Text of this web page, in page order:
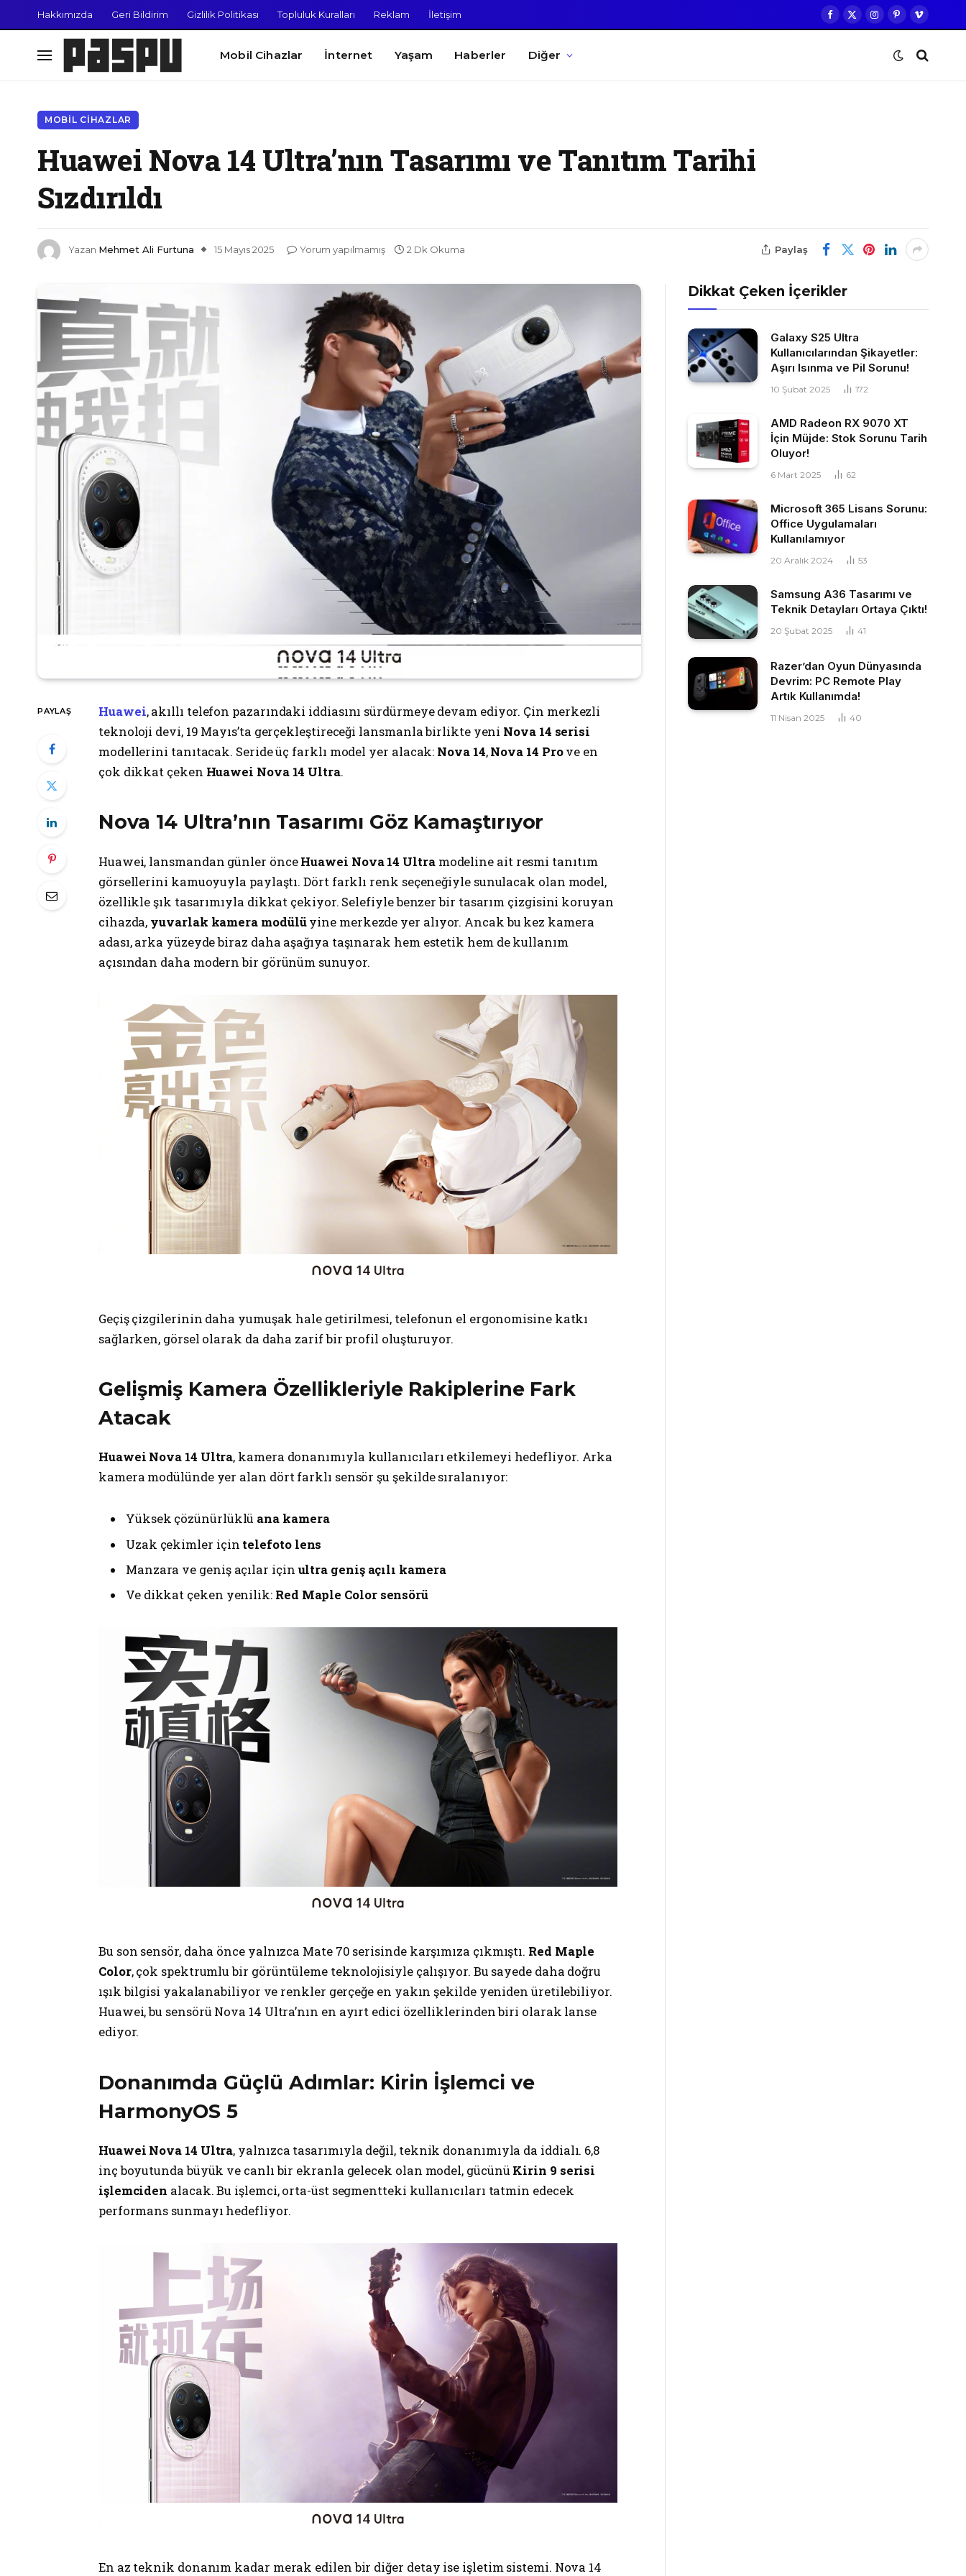
Hakkımızda Geri Bildirim Gizlilik Politikası Topluluk Kuralları Reklam İletişim Facebook
X
Instagram
Pinterest
Vimeo
Mobil Cihazlar İnternet Yaşam Haberler Diğer
MOBIL CIHAZLAR
Huawei Nova 14 Ultra’nın Tasarımı ve Tanıtım Tarihi
Sızdırıldı
Yazan Mehmet Ali Furtuna 15 Mayıs 2025 Yorum yapılmamış 2 Dk Okuma Paylaş
PAYLAŞ Huawei, akıllı telefon pazarındaki iddiasını sürdürmeye devam ediyor. Çin merkezli
teknoloji devi, 19 Mayıs’ta gerçekleştireceği lansmanla birlikte yeni Nova 14 serisi
modellerini tanıtacak. Seride üç farklı model yer alacak: Nova 14,Nova 14 Prove en
çok dikkat çeken Huawei Nova 14 Ultra.
Nova 14 Ultra’nın Tasarımı Göz Kamaştırıyor
Huawei, lansmandan günler önceHuawei Nova 14 Ultramodeline ait resmi tanıtım
görsellerini kamuoyuyla paylaştı. Dört farklı renk seçeneğiyle sunulacak olan model,
özellikle şık tasarımıyla dikkat çekiyor. Selefiyle benzer bir tasarım çizgisini koruyan
cihazda, yuvarlak kamera modülüyine merkezde yer alıyor. Ancak bu kez kamera
adası, arka yüzeyde biraz daha aşağıya taşınarak hem estetik hem de kullanım
açısından daha modern bir görünüm sunuyor.
Geçiş çizgilerinin daha yumuşak hale getirilmesi, telefonun el ergonomisine katkı
sağlarken, görsel olarak da daha zarif bir profil oluşturuyor.
Gelişmiş Kamera Özellikleriyle Rakiplerine Fark
Atacak
Huawei Nova 14 Ultra, kamera donanımıyla kullanıcıları etkilemeyi hedefliyor. Arka
kamera modülünde yer alan dört farklı sensör şu şekilde sıralanıyor:
Yüksek çözünürlüklü ana kamera
Uzak çekimler için telefoto lens
Manzara ve geniş açılar için ultra geniş açılı kamera
Ve dikkat çeken yenilik: Red Maple Color sensörü
Bu son sensör, daha önce yalnızca Mate 70 serisinde karşımıza çıkmıştı. Red Maple
Color, çok spektrumlu bir görüntüleme teknolojisiyle çalışıyor. Bu sayede daha doğru
ışık bilgisi yakalanabiliyor ve renkler gerçeğe en yakın şekilde yeniden üretilebiliyor.
Huawei, bu sensörü Nova 14 Ultra’nın en ayırt edici özelliklerinden biri olarak lanse
ediyor.
Donanımda Güçlü Adımlar: Kirin İşlemci ve
HarmonyOS 5
Huawei Nova 14 Ultra, yalnızca tasarımıyla değil, teknik donanımıyla da iddialı. 6,8
inç boyutunda büyük ve canlı bir ekranla gelecek olan model, gücünü Kirin 9 serisi
işlemciden alacak. Bu işlemci, orta-üst segmentteki kullanıcıları tatmin edecek
performans sunmayı hedefliyor.
En az teknik donanım kadar merak edilen bir diğer detay ise işletim sistemi. Nova 14
Dikkat Çeken İçerikler
Galaxy S25 Ultra
Kullanıcılarından Şikayetler:
Aşırı Isınma ve Pil Sorunu!
10 Şubat 2025 172
AMD Radeon RX 9070 XT
İçin Müjde: Stok Sorunu Tarih
Oluyor!
6 Mart 2025 62
Microsoft 365 Lisans Sorunu:
Office Uygulamaları
Kullanılamıyor
20 Aralık 2024 53
Samsung A36 Tasarımı ve
Teknik Detayları Ortaya Çıktı!
20 Şubat 2025 41
Razer’dan Oyun Dünyasında
Devrim: PC Remote Play
Artık Kullanımda!
11 Nisan 2025 40